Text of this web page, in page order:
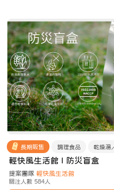
長期販售 調理食品 乾燥湯
輕快風生活館 I 防災盲盒
提案團隊 輕快風生活館
關注人數 584人